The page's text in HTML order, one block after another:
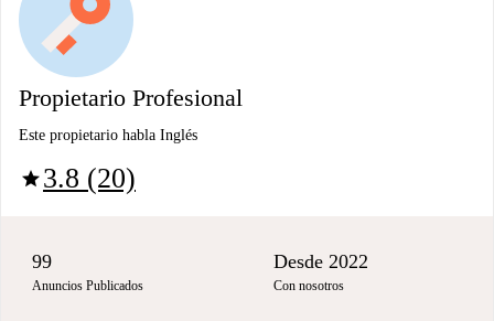
Propietario Profesional
Este propietario habla Inglés
star3.8 (20)
99
Anuncios Publicados
Desde 2022
Con nosotros